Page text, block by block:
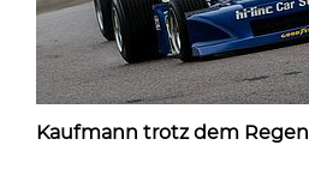
Kaufmann trotz dem Regen